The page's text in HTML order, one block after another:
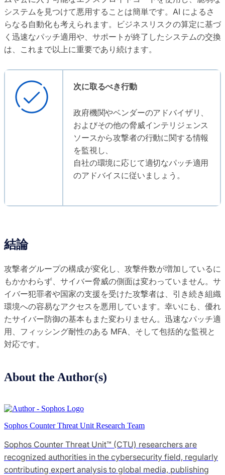
システムを見つけて悪用することは簡単です。AI によるさ
らなる自動化も考えられます。ビジネスリスクの算定に基づ
く迅速なパッチ適用や、サポートが終了したシステムの交換
は、これまで以上に重要であり続けます。
次に取るべき行動
政府機関やベンダーのアドバイザリ、
およびその他の脅威インテリジェンス
ソースから攻撃者の行動に関する情報
を監視し、
自社の環境に応じて適切なパッチ適用
のアドバイスに従いましょう。
結論
攻撃者グループの構成が変化し、攻撃件数が増加しているに
もかかわらず、サイバー脅威の側面は変わっていません。サ
イバー犯罪者や国家の支援を受けた攻撃者は、引き続き組織
環境への容易なアクセスを悪用しています。幸いにも、優れ
たサイバー防御の基本もまた変わりません。迅速なパッチ適
用、フィッシング耐性のある MFA、そして包括的な監視と
対応です。
About the Author(s)
Sophos Counter Threat Unit Research Team
Sophos Counter Threat Unit™ (CTU) researchers are
recognized authorities in the cybersecurity field, regularly
contributing expert analysis to global media, publishing